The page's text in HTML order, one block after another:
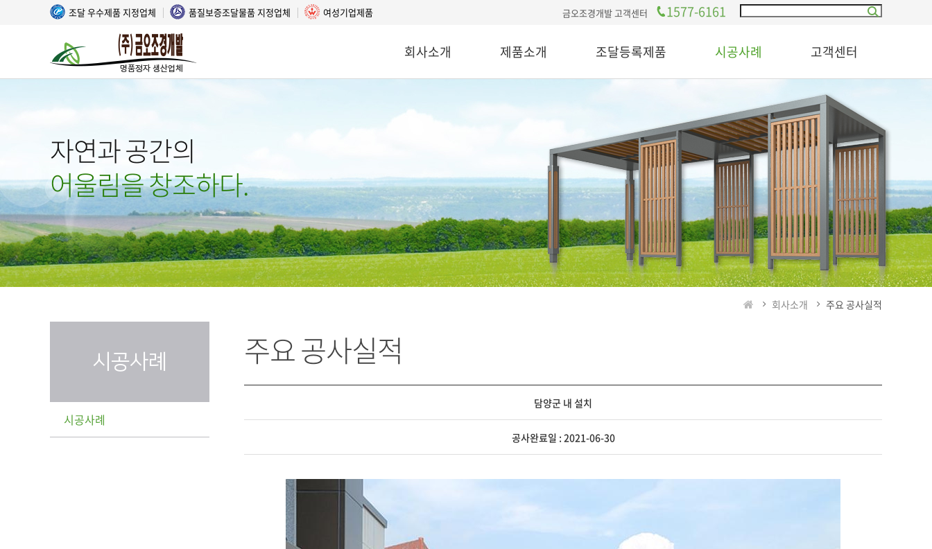
조달 우수제품 지정업체 품질보증조달물품 지정업체 여성기업제품 금오조경개발 고객센터 1577-6161
회사소개 제품소개 조달등록제품 시공사례 고객센터
자연과 공간의
어울림을 창조하다.
회사소개 주요 공사실적
시공사례
시공사례
주요 공사실적
담양군 내 설치
공사완료일 : 2021-06-30